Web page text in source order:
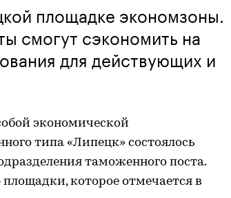
площадке экономзоны.
смогут сэкономить на
для действующих и
экономической
типа «Липецк» состоялось
таможенного поста.
которое отмечается в